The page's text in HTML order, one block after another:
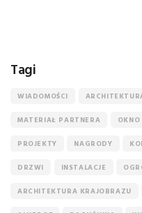
Tagi
WIADOMOŚCI
MATERIAŁ PARTNERA OKNO
PROJEKTY NAGRODY
DRZWI INSTALACJE
ARCHITEKTURA KRAJOBRAZU